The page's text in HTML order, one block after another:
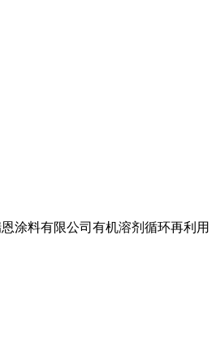
涂料有限公司有机溶剂循环再利用